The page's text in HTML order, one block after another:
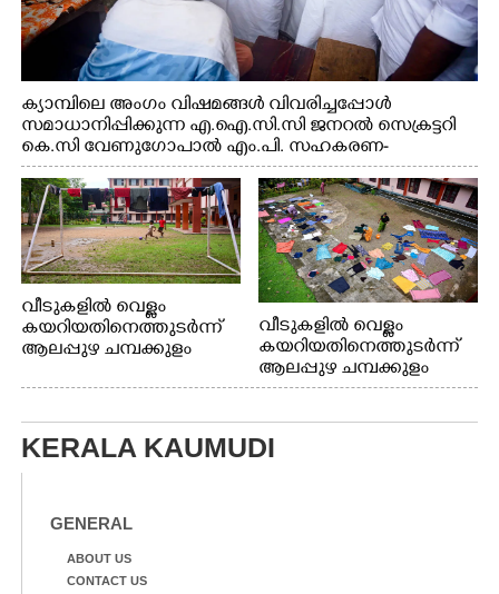
ക്യാമ്പിലെ അംഗം വിഷമങ്ങൾ വിവരിച്ചപ്പോൾ
സമാധാനിപ്പിക്കുന്ന എ.ഐ.സി.സി ജനറൽ സെക്രട്ടറി
കെ.സി വേണുഗോപാൽ എം.പി. സഹകരണ-
എക്സൈസ് വകുപ്പ് മന്ത്രി എം. ലിജു, എന്നിവർ
വീടുകളിൽ വെള്ളം
കയറിയതിനെത്തുടർന്ന്
ആലപ്പുഴ ചമ്പക്കുളം
പോരൂക്കര സെൻട്രൽ
ക്യാമ്പിലെത്തിയവർ
വസ്ത്രങ്ങൾ
ഉണക്കാനിട്ടിരിക്കുന്ന
ഫുട്ബോൾ കളികളിൽ
കുട്ടികൾ
വീടുകളിൽ വെള്ളം
കയറിയതിനെത്തുടർന്ന്
ആലപ്പുഴ ചമ്പക്കുളം
ഫാദർ തോമസ്
ക്യാമ്പിലെത്തിയവർ മഴ
KERALA KAUMUDI
GENERAL
ABOUT US
CONTACT US